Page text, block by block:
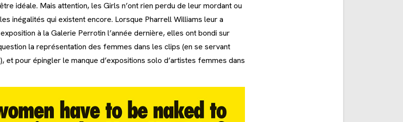
idéale. Mais attention, les Girls n’ont rien perdu de leur mordant ou
inégalités qui existent encore. Lorsque Pharrell Williams leur a
à la Galerie Perrotin l’année dernière, elles ont bondi sur
la représentation des femmes dans les clips (en se servant
et pour épingler le manque d’expositions solo d’artistes femmes dans